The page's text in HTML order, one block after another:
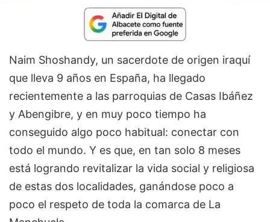
Naim Shoshandy, un sacerdote de origen iraquí
que lleva 9 años en España, ha llegado
recientemente a las parroquias de Casas Ibáñez
y Abengibre, y en muy poco tiempo ha
conseguido algo poco habitual: conectar con
todo el mundo. Y es que, en tan solo 8 meses
está logrando revitalizar la vida social y religiosa
de estas dos localidades, ganándose poco a
poco el respeto de toda la comarca de La